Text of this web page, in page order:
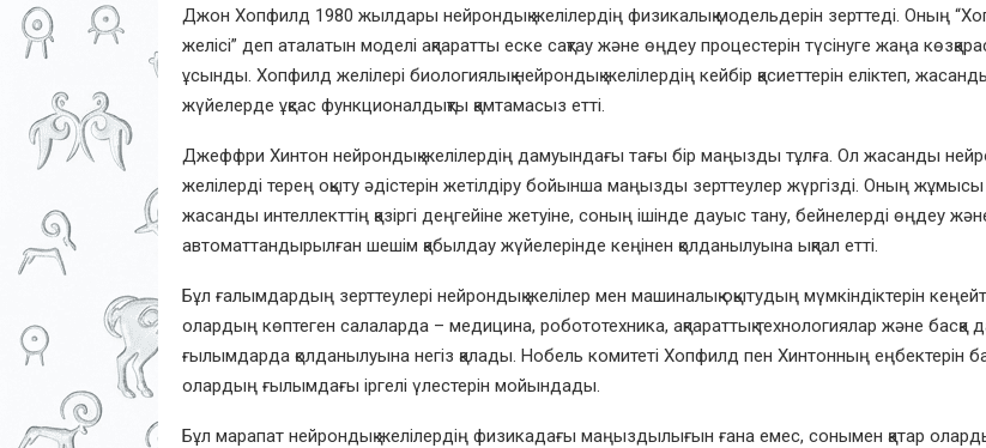
Джон Хопфилд 1980 жылдары нейрондық желілердің физикалық модельдерін зерттеді. Оның
желісі” деп аталатын моделі ақпаратты еске сақтау және өңдеу процестерін түсінуге жаңа
ұсынды. Хопфилд желілері биологиялық нейрондық желілердің кейбір қасиеттерін еліктеп,
жүйелерде ұқсас функционалдықты қамтамасыз етті.
Джеффри Хинтон нейрондық желілердің дамуындағы тағы бір маңызды тұлға. Ол жасанды
желілерді терең оқыту әдістерін жетілдіру бойынша маңызды зерттеулер жүргізді. Оның жұмысы
жасанды интеллекттің қазіргі деңгейіне жетуіне, соның ішінде дауыс тану, бейнелерді өңдеу
автоматтандырылған шешім қабылдау жүйелерінде кеңінен қолданылуына ықпал етті.
Бұл ғалымдардың зерттеулері нейрондық желілер мен машиналық оқытудың мүмкіндіктерін
олардың көптеген салаларда – медицина, робототехника, ақпараттық технологиялар және басқа
ғылымдарда қолданылуына негіз қалады. Нобель комитеті Хопфилд пен Хинтонның еңбектерін
олардың ғылымдағы іргелі үлестерін мойындады.
Бұл марапат нейрондық желілердің физикадағы маңыздылығын ғана емес, сонымен қатар